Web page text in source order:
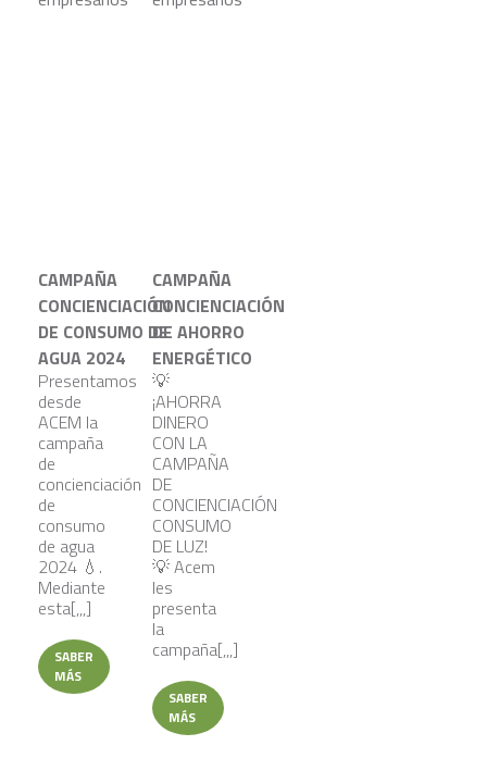
CAMPAÑA
CONCIENCIACIÓN
DE CONSUMO DE
AGUA 2024
Presentamos
desde
ACEM la
campaña
de
concienciación
de
consumo
de agua
2024 💧.
Mediante
esta[,,,]
SABER
MÁS
CAMPAÑA
CONCIENCIACIÓN
DE AHORRO
ENERGÉTICO
💡
¡AHORRA
DINERO
CON LA
CAMPAÑA
DE
CONCIENCIACIÓN
CONSUMO
DE LUZ!
💡 Acem
les
presenta
la
campaña[,,,]
SABER
MÁS